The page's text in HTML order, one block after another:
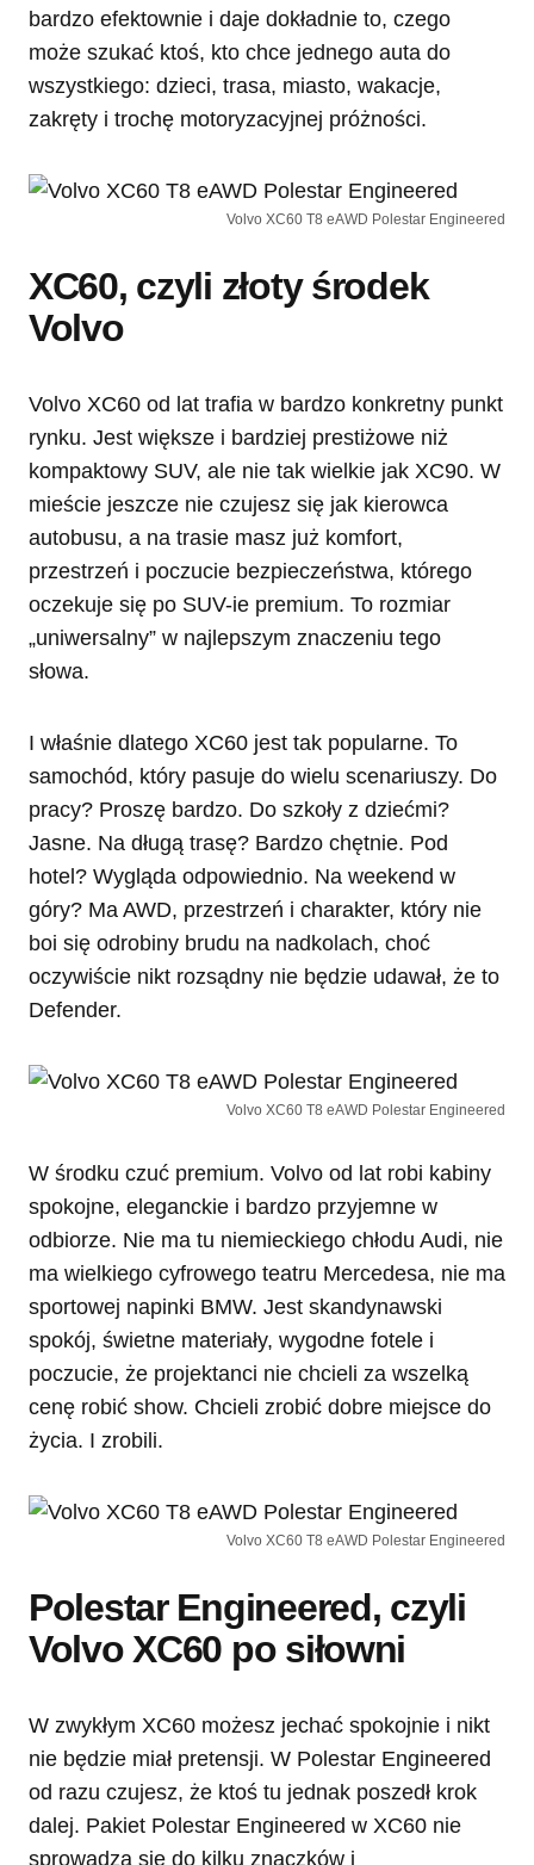
bardzo efektownie i daje dokładnie to, czego
może szukać ktoś, kto chce jednego auta do
wszystkiego: dzieci, trasa, miasto, wakacje,
zakręty i trochę motoryzacyjnej próżności.
Volvo XC60 T8 eAWD Polestar Engineered
XC60, czyli złoty środek
Volvo
Volvo XC60 od lat trafia w bardzo konkretny punkt
rynku. Jest większe i bardziej prestiżowe niż
kompaktowy SUV, ale nie tak wielkie jak XC90. W
mieście jeszcze nie czujesz się jak kierowca
autobusu, a na trasie masz już komfort,
przestrzeń i poczucie bezpieczeństwa, którego
oczekuje się po SUV-ie premium. To rozmiar
„uniwersalny” w najlepszym znaczeniu tego
słowa.
I właśnie dlatego XC60 jest tak popularne. To
samochód, który pasuje do wielu scenariuszy. Do
pracy? Proszę bardzo. Do szkoły z dziećmi?
Jasne. Na długą trasę? Bardzo chętnie. Pod
hotel? Wygląda odpowiednio. Na weekend w
góry? Ma AWD, przestrzeń i charakter, który nie
boi się odrobiny brudu na nadkolach, choć
oczywiście nikt rozsądny nie będzie udawał, że to
Defender.
Volvo XC60 T8 eAWD Polestar Engineered
W środku czuć premium. Volvo od lat robi kabiny
spokojne, eleganckie i bardzo przyjemne w
odbiorze. Nie ma tu niemieckiego chłodu Audi, nie
ma wielkiego cyfrowego teatru Mercedesa, nie ma
sportowej napinki BMW. Jest skandynawski
spokój, świetne materiały, wygodne fotele i
poczucie, że projektanci nie chcieli za wszelką
cenę robić show. Chcieli zrobić dobre miejsce do
życia. I zrobili.
Volvo XC60 T8 eAWD Polestar Engineered
Polestar Engineered, czyli
Volvo XC60 po siłowni
W zwykłym XC60 możesz jechać spokojnie i nikt
nie będzie miał pretensji. W Polestar Engineered
od razu czujesz, że ktoś tu jednak poszedł krok
dalej. Pakiet Polestar Engineered w XC60 nie
sprowadza się do kilku znaczków i